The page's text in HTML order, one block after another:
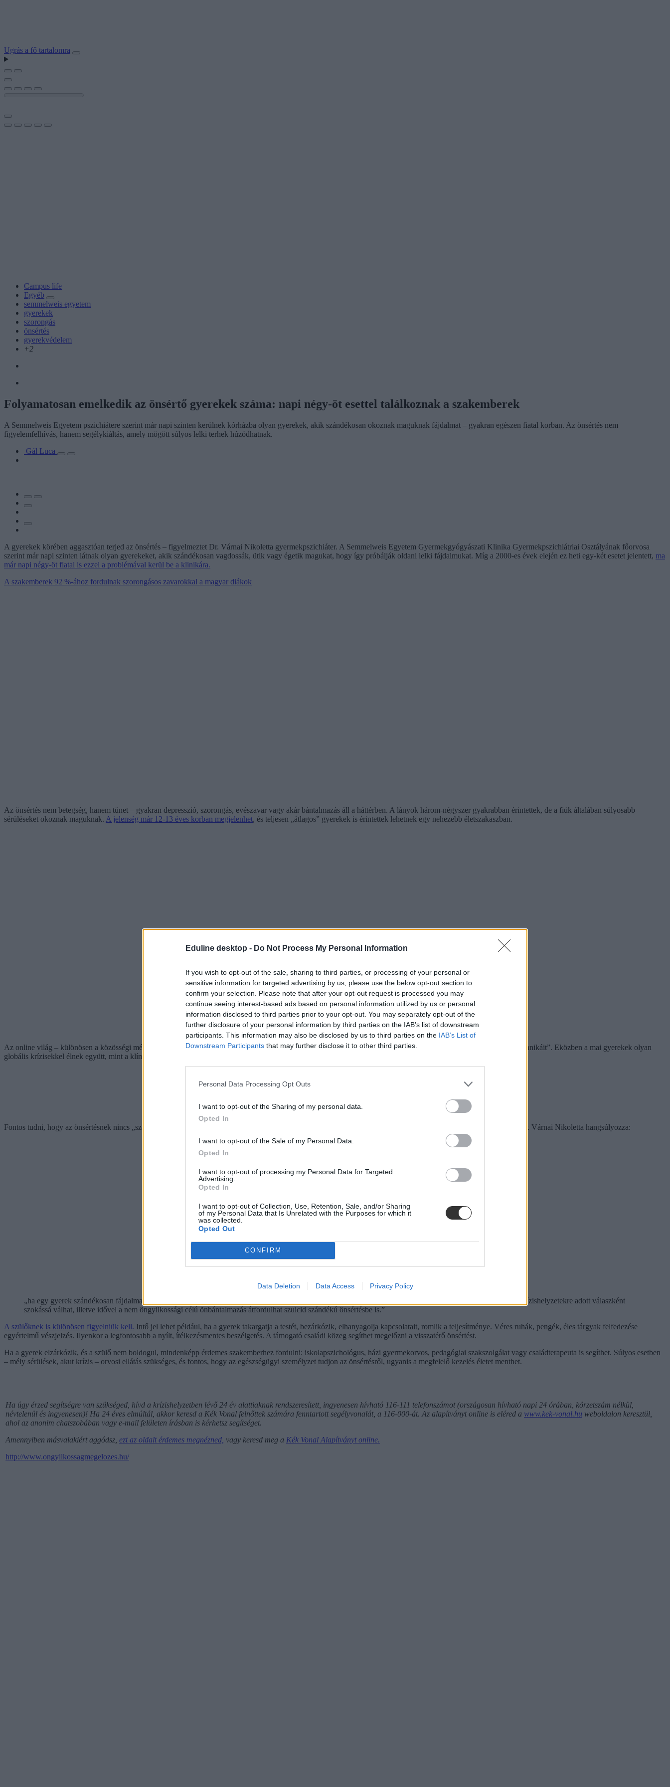
Eduline desktop - Do Not Process My Personal Information
If you wish to opt-out of the sale, sharing to third parties, or processing of your personal or
sensitive information for targeted advertising by us, please use the below opt-out section to
confirm your selection. Please note that after your opt-out request is processed you may
continue seeing interest-based ads based on personal information utilized by us or personal
information disclosed to third parties prior to your opt-out. You may separately opt-out of the
further disclosure of your personal information by third parties on the IAB’s list of downstream
participants. This information may also be disclosed by us to third parties on the IAB’s List of
Downstream Participants that may further disclose it to other third parties.
Personal Data Processing Opt Outs
I want to opt-out of the Sharing of my personal data.
Opted In
I want to opt-out of the Sale of my Personal Data.
Opted In
I want to opt-out of processing my Personal Data for Targeted
Advertising.
Opted In
I want to opt-out of Collection, Use, Retention, Sale, and/or Sharing
of my Personal Data that Is Unrelated with the Purposes for which it
was collected.
Opted Out
CONFIRM
Data Deletion Data Access Privacy Policy
Ugrás a fő tartalomra
Campus life
Egyéb
semmelweis egyetem
gyerekek
szorongás
önsértés
gyerekvédelem
+2
Folyamatosan emelkedik az önsértő gyerekek száma: napi négy-öt esettel találkoznak a szakemberek
A Semmelweis Egyetem pszichiátere szerint már napi szinten kerülnek kórházba olyan gyerekek, akik szándékosan okoznak maguknak fájdalmat – gyakran egészen fiatal korban. Az önsértés nem
figyelemfelhívás, hanem segélykiáltás, amely mögött súlyos lelki terhek húzódhatnak.
Gál Luca
A gyerekek körében aggasztóan terjed az önsértés – figyelmeztet Dr. Várnai Nikoletta gyermekpszichiáter. A Semmelweis Egyetem Gyermekgyógyászati Klinika Gyermekpszichiátriai Osztályának főorvosa
szerint már napi szinten látnak olyan gyerekeket, akik szándékosan vagdossák, ütik vagy égetik magukat, hogy így próbálják oldani lelki fájdalmukat. Míg a 2000-es évek elején ez heti egy-két esetet jelentett, ma
már napi négy-öt fiatal is ezzel a problémával kerül be a klinikára.
A szakemberek 92 %-ához fordulnak szorongásos zavarokkal a magyar diákok
Az önsértés nem betegség, hanem tünet – gyakran depresszió, szorongás, evészavar vagy akár bántalmazás áll a háttérben. A lányok három-négyszer gyakrabban érintettek, de a fiúk általában súlyosabb
sérüléseket okoznak maguknak. A jelenség már 12-13 éves korban megjelenhet, és teljesen „átlagos” gyerekek is érintettek lehetnek egy nehezebb életszakaszban.
Az online világ – különösen a közösségi média – szerepe sem elhanyagolható. Egyre több gyerek hall erről, beszél róla, és sokszor egymástól tanulják az önsértés „technikáit”. Eközben a mai gyerekek olyan
globális krízisekkel élnek együtt, mint a klímaválság, háborúk vagy világjárványok, amelyek tovább fokozzák a belső feszültséget.
Fontos tudni, hogy az önsértésnek nincs „szezonja” – van, aki a családi ünnepek alatt, más az iskolai stressz miatt nyúl ehhez a végső megoldásnak tűnő eszközhöz. Dr. Várnai Nikoletta hangsúlyozza:
„ha egy gyerek szándékosan fájdalmat okoz magának, azt mindig komolyan kell venni. Nemcsak azért, mert ez egy segélykiáltás, de azért is, mert az önsértés krízishelyzetekre adott válaszként
szokássá válhat, illetve idővel a nem öngyilkossági célú önbántalmazás átfordulhat szuicid szándékú önsértésbe is.”
A szülőknek is különösen figyelniük kell. Intő jel lehet például, ha a gyerek takargatja a testét, bezárkózik, elhanyagolja kapcsolatait, romlik a teljesítménye. Véres ruhák, pengék, éles tárgyak felfedezése
egyértelmű vészjelzés. Ilyenkor a legfontosabb a nyílt, ítélkezésmentes beszélgetés. A támogató családi közeg segíthet megelőzni a visszatérő önsértést.
Ha a gyerek elzárkózik, és a szülő nem boldogul, mindenképp érdemes szakemberhez fordulni: iskolapszichológus, házi gyermekorvos, pedagógiai szakszolgálat vagy családterapeuta is segíthet. Súlyos esetben
– mély sérülések, akut krízis – orvosi ellátás szükséges, és fontos, hogy az egészségügyi személyzet tudjon az önsértésről, ugyanis a megfelelő kezelés életet menthet.
Ha úgy érzed segítségre van szükséged, hívd a krízishelyzetben lévő 24 év alattiaknak rendszeresített, ingyenesen hívható 116-111 telefonszámot(országosan hívható napi 24 órában, körzetszám nélkül,
névtelenül és ingyenesen)! Ha 24 éves elmúltál, akkor keresd a Kék Vonal felnőttek számára fenntartott segélyvonalát, a 116-000-át. Az alapítványt online is eléred a www.kek-vonal.hu weboldalon keresztül,
ahol az anonim chatszobában vagy e-mail felületen írásban is kérhetsz segítséget.
Amennyiben másvalakiért aggódsz, ezt az oldalt érdemes megnézned, vagy keresd meg a Kék Vonal Alapítványt online.
http://www.ongyilkossagmegelozes.hu/